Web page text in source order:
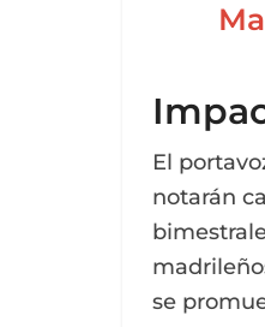
El
notarán
se